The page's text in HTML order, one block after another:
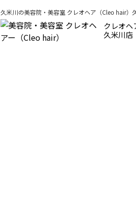
久米川の美容院・美容室 クレオヘア（Cleo hair）
クレオヘ
久米川店